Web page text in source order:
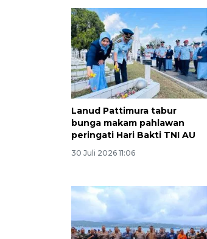
Lanud Pattimura tabur
bunga makam pahlawan
peringati Hari Bakti TNI AU
30 Juli 2026 11:06